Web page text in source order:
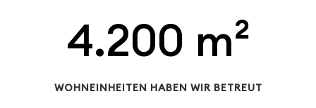
4.200 m²
WOHNEINHEITEN HABEN WIR BETREUT